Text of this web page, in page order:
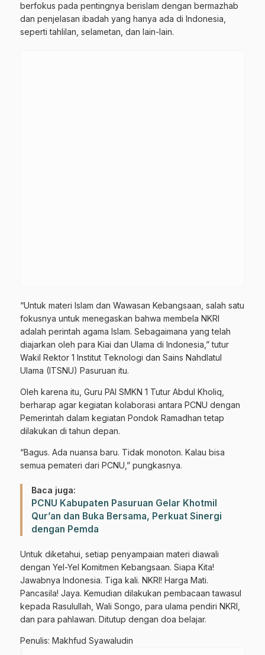
berfokus pada pentingnya berislam dengan bermazhab
dan penjelasan ibadah yang hanya ada di Indonesia,
seperti tahlilan, selametan, dan lain-lain.
“Untuk materi Islam dan Wawasan Kebangsaan, salah satu
fokusnya untuk menegaskan bahwa membela NKRI
adalah perintah agama Islam. Sebagaimana yang telah
diajarkan oleh para Kiai dan Ulama di Indonesia,” tutur
Wakil Rektor 1 Institut Teknologi dan Sains Nahdlatul
Ulama (ITSNU) Pasuruan itu.
Oleh karena itu, Guru PAI SMKN 1 Tutur Abdul Kholiq,
berharap agar kegiatan kolaborasi antara PCNU dengan
Pemerintah dalam kegiatan Pondok Ramadhan tetap
dilakukan di tahun depan.
“Bagus. Ada nuansa baru. Tidak monoton. Kalau bisa
semua pemateri dari PCNU,” pungkasnya.
Baca juga:
PCNU Kabupaten Pasuruan Gelar Khotmil
Qur’an dan Buka Bersama, Perkuat Sinergi
dengan Pemda
Untuk diketahui, setiap penyampaian materi diawali
dengan Yel-Yel Komitmen Kebangsaan. Siapa Kita!
Jawabnya Indonesia. Tiga kali. NKRI! Harga Mati.
Pancasila! Jaya. Kemudian dilakukan pembacaan tawasul
kepada Rasulullah, Wali Songo, para ulama pendiri NKRI,
dan para pahlawan. Ditutup dengan doa belajar.
Penulis: Makhfud Syawaludin